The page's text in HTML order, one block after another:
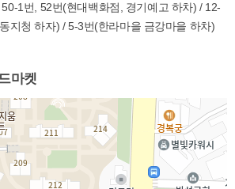
1번, 52번(현대백화점, 경기예고 하차) / 12-
지청 하자) / 5-3번(한라마을 금강마을 하차)
마켓